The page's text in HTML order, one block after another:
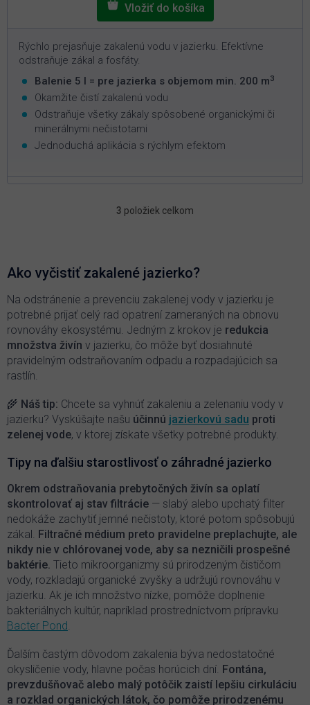
Rýchlo prejasňuje zakalenú vodu v jazierku. Efektívne
odstraňuje zákal a fosfáty.
Balenie 5 l = pre jazierka s objemom min. 200 m3
Okamžite čistí zakalenú vodu
Odstraňuje všetky zákaly spôsobené organickými či
minerálnymi nečistotami
Jednoduchá aplikácia s rýchlym efektom
O
d
a
c
i
e
p
r
v
v
ý
p
i
s
u
3 položiek celkom
Ako vyčistiť zakalené jazierko?
Na odstránenie a prevenciu zakalenej vody v jazierku je
potrebné prijať celý rad opatrení zameraných na obnovu
rovnováhy ekosystému. Jedným z krokov je redukcia
množstva živín v jazierku, čo môže byť dosiahnuté
pravidelným odstraňovaním odpadu a rozpadajúcich sa
rastlín.
🌾 Náš tip: Chcete sa vyhnúť zakaleniu a zelenaniu vody v
jazierku? Vyskúšajte našu účinnú jazierkovú sadu proti
zelenej vode, v ktorej získate všetky potrebné produkty.
Tipy na ďalšiu starostlivosť o záhradné jazierko
Okrem odstraňovania prebytočných živín sa oplatí
skontrolovať aj stav filtrácie — slabý alebo upchatý filter
nedokáže zachytiť jemné nečistoty, ktoré potom spôsobujú
zákal. Filtračné médium preto pravidelne preplachujte, ale
nikdy nie v chlórovanej vode, aby sa nezničili prospešné
baktérie. Tieto mikroorganizmy sú prirodzeným čističom
vody, rozkladajú organické zvyšky a udržujú rovnováhu v
jazierku. Ak je ich množstvo nízke, pomôže doplnenie
bakteriálnych kultúr, napríklad prostredníctvom prípravku
Bacter Pond.
Ďalším častým dôvodom zakalenia býva nedostatočné
okysličenie vody, hlavne počas horúcich dní. Fontána,
prevzdušňovač alebo malý potôčik zaistí lepšiu cirkuláciu
a rozklad organických látok, čo pomôže prirodzenému